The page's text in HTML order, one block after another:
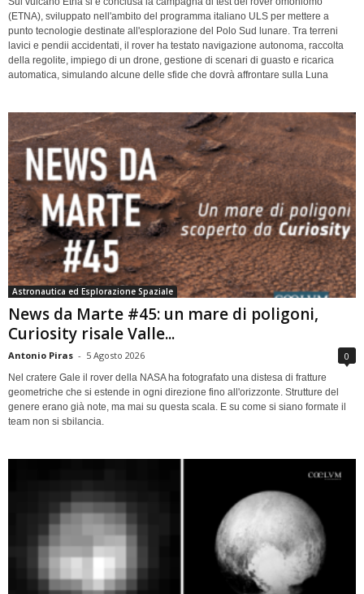
(ETNA), sviluppato nell'ambito del programma italiano ULS per mettere a
punto tecnologie destinate all'esplorazione del Polo Sud lunare. Tra terreni
lavici e pendii accidentati, il rover ha testato navigazione autonoma, raccolta
della regolite, impiego di un drone, gestione di scenari di guasto e ricarica
automatica, simulando alcune delle sfide che dovrà affrontare sulla Luna
Astronautica ed Esplorazione Spaziale
News da Marte #45: un mare di poligoni,
Curiosity risale Valle...
Antonio Piras - 5 Agosto 2026 0
Nel cratere Gale il rover della NASA ha fotografato una distesa di fratture
geometriche che si estende in ogni direzione fino all'orizzonte. Strutture del
genere erano già note, ma mai su questa scala. E su come si siano formate il
team non si sbilancia.